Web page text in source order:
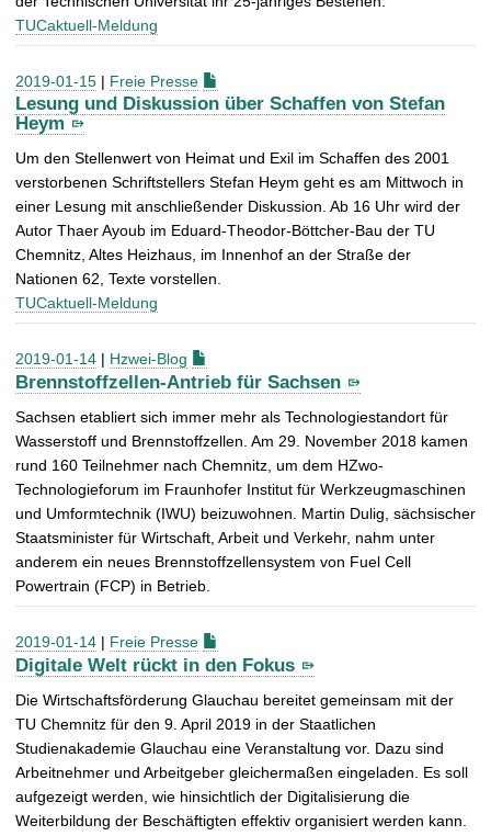
TUCaktuell-Meldung
2019-01-15 | Freie Presse
Lesung und Diskussion über Schaffen von Stefan
Heym
Um den Stellenwert von Heimat und Exil im Schaffen des 2001
verstorbenen Schriftstellers Stefan Heym geht es am Mittwoch in
einer Lesung mit anschließender Diskussion. Ab 16 Uhr wird der
Autor Thaer Ayoub im Eduard-Theodor-Böttcher-Bau der TU
Chemnitz, Altes Heizhaus, im Innenhof an der Straße der
Nationen 62, Texte vorstellen.
TUCaktuell-Meldung
2019-01-14 | Hzwei-Blog
Brennstoffzellen-Antrieb für Sachsen
Sachsen etabliert sich immer mehr als Technologiestandort für
Wasserstoff und Brennstoffzellen. Am 29. November 2018 kamen
rund 160 Teilnehmer nach Chemnitz, um dem HZwo-
Technologieforum im Fraunhofer Institut für Werkzeugmaschinen
und Umformtechnik (IWU) beizuwohnen. Martin Dulig, sächsischer
Staatsminister für Wirtschaft, Arbeit und Verkehr, nahm unter
anderem ein neues Brennstoffzellensystem von Fuel Cell
Powertrain (FCP) in Betrieb.
2019-01-14 | Freie Presse
Digitale Welt rückt in den Fokus
Die Wirtschaftsförderung Glauchau bereitet gemeinsam mit der
TU Chemnitz für den 9. April 2019 in der Staatlichen
Studienakademie Glauchau eine Veranstaltung vor. Dazu sind
Arbeitnehmer und Arbeitgeber gleichermaßen eingeladen. Es soll
aufgezeigt werden, wie hinsichtlich der Digitalisierung die
Weiterbildung der Beschäftigten effektiv organisiert werden kann.